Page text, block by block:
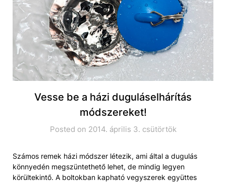
Vesse be a házi duguláselhárítás
módszereket!
Posted on 2014. április 3. csütörtök
Számos remek házi módszer létezik, ami által a dugulás
könnyedén megszüntethető lehet, de mindig legyen
körültekintő. A boltokban kapható vegyszerek együttes